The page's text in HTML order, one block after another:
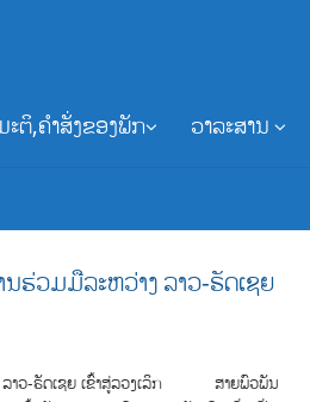
ະຕິ,ຄຳສັ່ງຂອງພັກ ວາລະສານ
ຮ່ວມມືລະຫວ່າງ ລາວ-ຣັດເຊຍ
ງ ລາວ-ຣັດເຊຍ ເຂົ້າສູ່ລວງເລິກ ສາຍພົວພັນ